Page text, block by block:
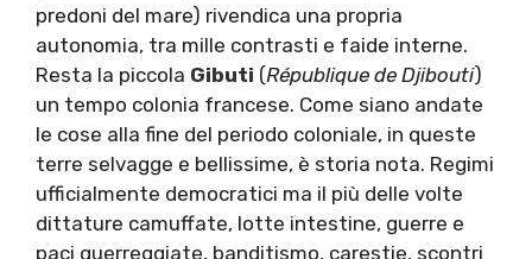
predoni del mare) rivendica una propria
autonomia, tra mille contrasti e faide interne.
Resta la piccola Gibuti (République de Djibouti)
un tempo colonia francese. Come siano andate
le cose alla fine del periodo coloniale, in queste
terre selvagge e bellissime, è storia nota. Regimi
ufficialmente democratici ma il più delle volte
dittature camuffate, lotte intestine, guerre e
paci guerreggiate, banditismo, carestie, scontri